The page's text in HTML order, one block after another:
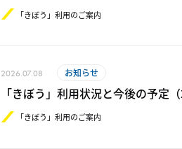
「きぼう」利用のご案内
2026.07.08 お知らせ
「きぼう」利用状況と今後の予定
「きぼう」利用のご案内